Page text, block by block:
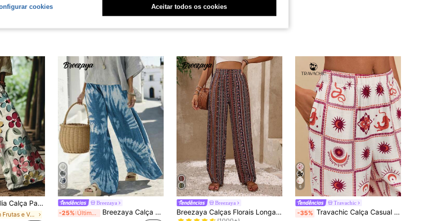
Boêmio com Estampa Floral em Aquarela, Férias
em Frutas e Vegetais Calças Femininas
10
Breezaya
-25% Últimos 3 dias Breezaya Calça Casual Feminina Pantalona Larga com Efeito Tie-Dye
Breezaya
Breezaya Calças Florais Longas Femininas Com Cintura Elástica
#7 Mais Vendido
(1000+)
6
Travachic
-35% Travachic Calça Casual Versátil de Perna Larga com Estampa Completa para Uso Diário
cookies Aceitar todos os cookies